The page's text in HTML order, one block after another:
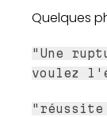
Quelques
"Une
voulez